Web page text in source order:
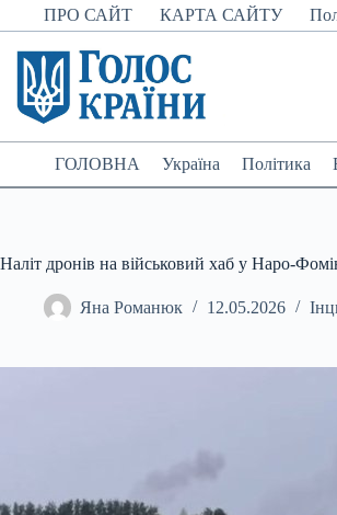
Перейти
до
вмісту
ПРО САЙТ КАРТА САЙТУ
ГОЛОВНА Україна Політика
Наліт дронів на військовий хаб у Наро-
Яна Романюк 12.05.2026